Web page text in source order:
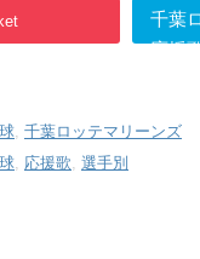
千葉
応援
, 千葉ロッテマリーンズ
, 応援歌, 選手別